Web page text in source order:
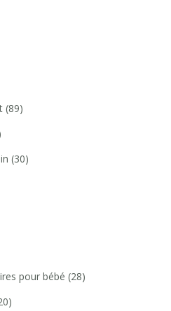
(89)
(30)
pour bébé (28)